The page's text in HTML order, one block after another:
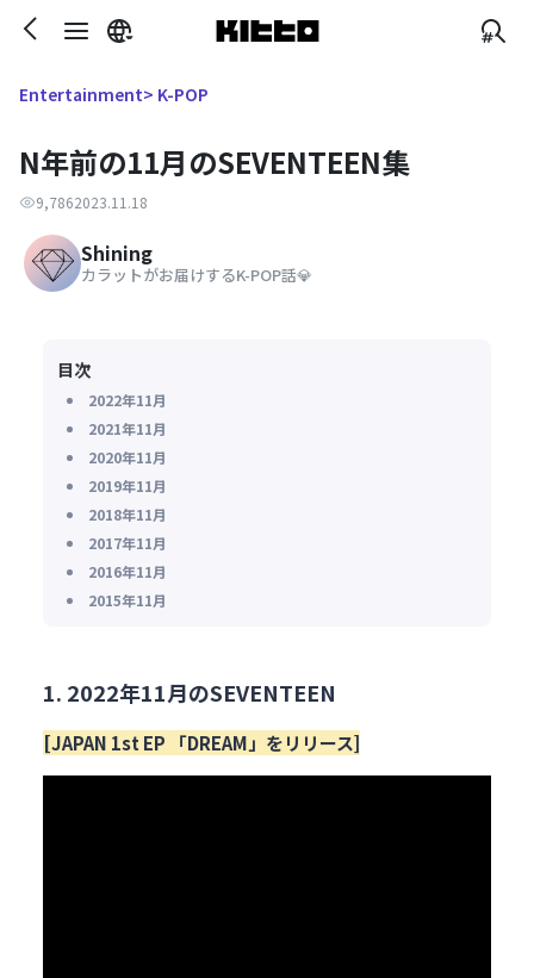
Entertainment> K-POP
N年前の11月のSEVENTEEN集
9,7862023.11.18
Shining
カラットがお届けするK-POP話💎
目次
2022年11月
2021年11月
2020年11月
2019年11月
2018年11月
2017年11月
2016年11月
2015年11月
1. 2022年11月のSEVENTEEN
[JAPAN 1st EP 「DREAM」をリリース]